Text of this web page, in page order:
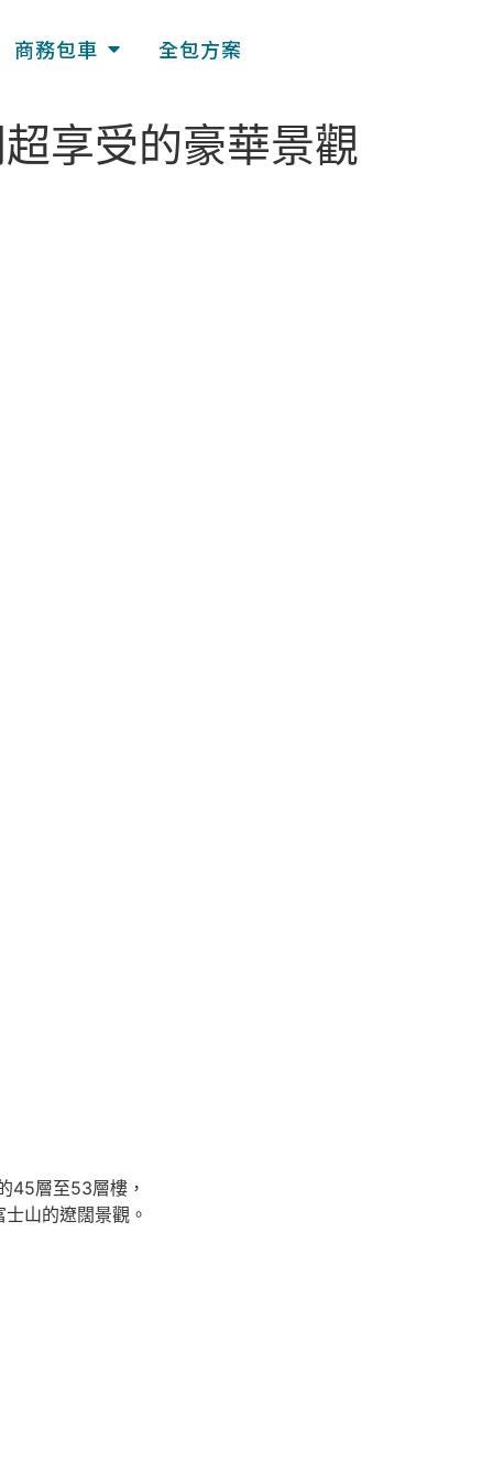
商務包車 全包方案
享受的豪華景觀
45層至53層樓，
山的遼闊景觀。